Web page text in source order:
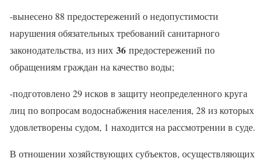
-вынесено 88 предостережений о недопустимости
нарушения обязательных требований санитарного
законодательства, из них 36 предостережений по
обращениям граждан на качество воды;
-подготовлено 29 исков в защиту неопределенного круга
лиц по вопросам водоснабжения населения, 28 из которых
удовлетворены судом, 1 находится на рассмотрении в суде.
В отношении хозяйствующих субъектов, осуществляющих